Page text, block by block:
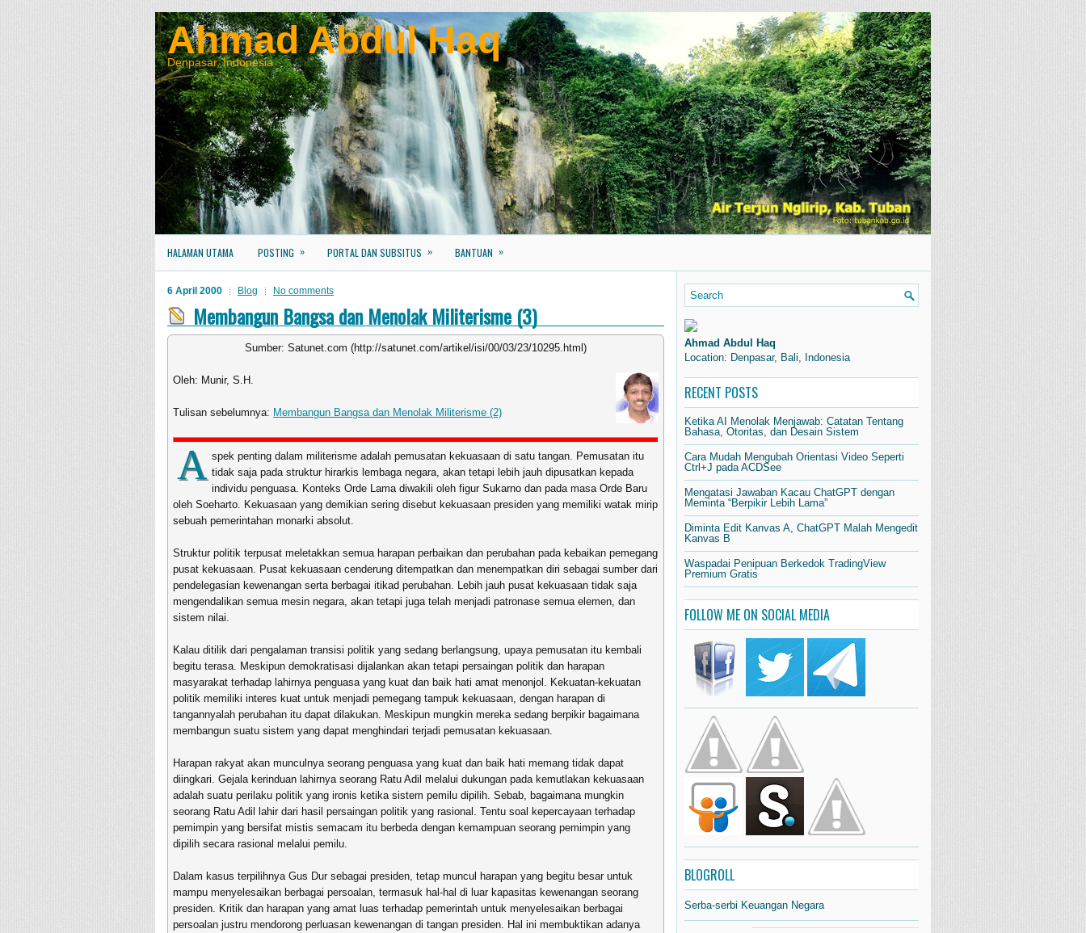
Ahmad Abdul Haq
Denpasar, Indonesia
HALAMAN UTAMA POSTING » PORTAL DAN SUBSITUS » BANTUAN »
6 April 2000 Blog No comments
Membangun Bangsa dan Menolak Militerisme (3)
Sumber: Satunet.com (http://satunet.com/artikel/isi/00/03/23/10295.html)
Oleh: Munir, S.H.
Tulisan sebelumnya: Membangun Bangsa dan Menolak Militerisme (2)
A spek penting dalam militerisme adalah pemusatan kekuasaan di satu tangan. Pemusatan itu
tidak saja pada struktur hirarkis lembaga negara, akan tetapi lebih jauh dipusatkan kepada
individu penguasa. Konteks Orde Lama diwakili oleh figur Sukarno dan pada masa Orde Baru
oleh Soeharto. Kekuasaan yang demikian sering disebut kekuasaan presiden yang memiliki watak mirip
sebuah pemerintahan monarki absolut.
Struktur politik terpusat meletakkan semua harapan perbaikan dan perubahan pada kebaikan pemegang
pusat kekuasaan. Pusat kekuasaan cenderung ditempatkan dan menempatkan diri sebagai sumber dari
pendelegasian kewenangan serta berbagai itikad perubahan. Lebih jauh pusat kekuasaan tidak saja
mengendalikan semua mesin negara, akan tetapi juga telah menjadi patronase semua elemen, dan
sistem nilai.
Kalau ditilik dari pengalaman transisi politik yang sedang berlangsung, upaya pemusatan itu kembali
begitu terasa. Meskipun demokratisasi dijalankan akan tetapi persaingan politik dan harapan
masyarakat terhadap lahirnya penguasa yang kuat dan baik hati amat menonjol. Kekuatan-kekuatan
politik memiliki interes kuat untuk menjadi pemegang tampuk kekuasaan, dengan harapan di
tangannyalah perubahan itu dapat dilakukan. Meskipun mungkin mereka sedang berpikir bagaimana
membangun suatu sistem yang dapat menghindari terjadi pemusatan kekuasaan.
Harapan rakyat akan munculnya seorang penguasa yang kuat dan baik hati memang tidak dapat
diingkari. Gejala kerinduan lahirnya seorang Ratu Adil melalui dukungan pada kemutlakan kekuasaan
adalah suatu perilaku politik yang ironis ketika sistem pemilu dipilih. Sebab, bagaimana mungkin
seorang Ratu Adil lahir dari hasil persaingan politik yang rasional. Tentu soal kepercayaan terhadap
pemimpin yang bersifat mistis semacam itu berbeda dengan kemampuan seorang pemimpin yang
dipilih secara rasional melalui pemilu.
Dalam kasus terpilihnya Gus Dur sebagai presiden, tetap muncul harapan yang begitu besar untuk
mampu menyelesaikan berbagai persoalan, termasuk hal-hal di luar kapasitas kewenangan seorang
presiden. Kritik dan harapan yang amat luas terhadap pemerintah untuk menyelesaikan berbagai
persoalan justru mendorong perluasan kewenangan di tangan presiden. Hal ini membuktikan adanya
Ahmad Abdul Haq
Location: Denpasar, Bali, Indonesia
RECENT POSTS
Ketika AI Menolak Menjawab: Catatan Tentang
Bahasa, Otoritas, dan Desain Sistem
Cara Mudah Mengubah Orientasi Video Seperti
Ctrl+J pada ACDSee
Mengatasi Jawaban Kacau ChatGPT dengan
Meminta “Berpikir Lebih Lama”
Diminta Edit Kanvas A, ChatGPT Malah Mengedit
Kanvas B
Waspadai Penipuan Berkedok TradingView
Premium Gratis
FOLLOW ME ON SOCIAL MEDIA
BLOGROLL
Serba-serbi Keuangan Negara